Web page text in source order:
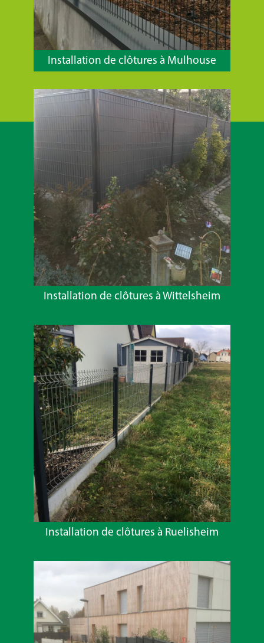
Installation de clôtures à Mulhouse
Installation de clôtures à Wittelsheim
Installation de clôtures à Ruelisheim